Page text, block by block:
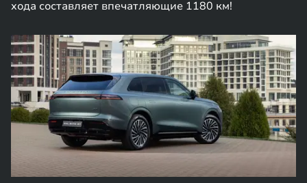
хода составляет впечатляющие 1180 км!